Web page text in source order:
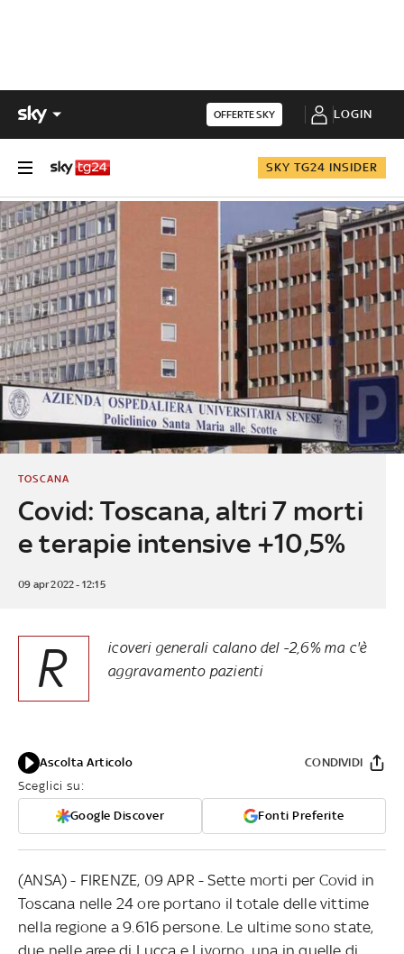
OFFERTE SKY LOGIN
SKY TG24 INSIDER
Covid: Toscana, altri 7 morti
e terapie intensive +10,5%
TOSCANA
09 apr 2022 - 12:15
R
icoveri generali calano del -2,6% ma c'è
aggravamento pazienti
Ascolta Articolo
Sceglici su:
Google Discover Fonti Preferite
CONDIVIDI
(ANSA) - FIRENZE, 09 APR - Sette morti per Covid in
Toscana nelle 24 ore portano il totale delle vittime
nella regione a 9.616 persone. Le ultime sono state,
due nelle aree di Lucca e Livorno, una in quelle di